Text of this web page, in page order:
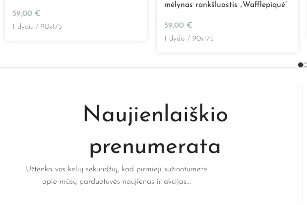
59,00 €
1 dydis / 90x175
mėlynas rankšluostis „Wafflepiqué”
59,00 €
1 dydis / 90x175
Naujienlaiškio
prenumerata
Užtenka vos kelių sekundžių, kad pirmieji sužinotumėte
apie mūsų parduotuvės naujienas ir akcijas...